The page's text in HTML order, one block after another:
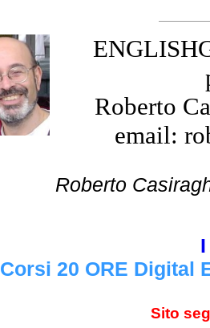
Roberto
email:
Roberto
Corsi 20 ORE Digital
Sito